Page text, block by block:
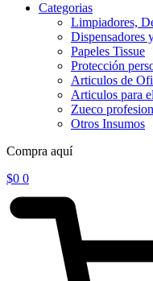
Categorias
Limpiadores,
Dispensadores
Papeles Tissue
Protección
Articulos de
Articulos para
Zueco
Otros Insumos
Compra aquí
$0 0